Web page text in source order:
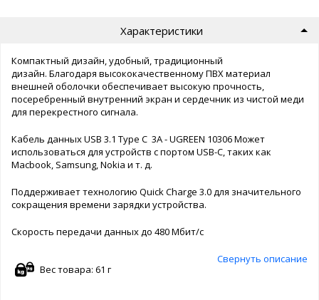
Характеристики
Компактный дизайн, удобный, традиционный
дизайн. Благодаря высококачественному ПВХ материал
внешней оболочки обеспечивает высокую прочность,
посеребренный внутренний экран и сердечник из чистой меди
для перекрестного сигнала.
Кабель данных USB 3.1 Type C 3A - UGREEN 10306 Может
использоваться для устройств с портом USB-C, таких как
Macbook, Samsung, Nokia и т. д.
Поддерживает технологию Quick Charge 3.0 для значительного
сокращения времени зарядки устройства.
Скорость передачи данных до 480 Мбит/с
Свернуть описание
Вес товара: 61 г